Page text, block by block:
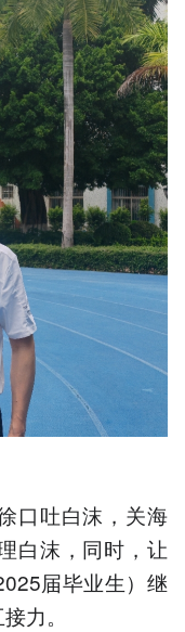
口吐白沫，关海
白沫，同时，让
届毕业生）继
力。